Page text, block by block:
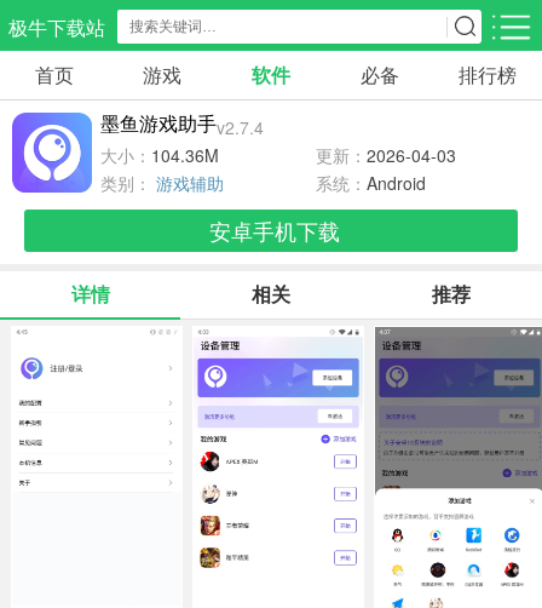
极牛下载站
应用分类 游戏分类
生活服务
297款应用
教育学习
178款应用
气象交通
84款应用
游戏辅助
476款应用
摄影美化
214款应用
183款应用
电子图书
438款应用
移动办公
184款应用
媒体影音
601款应用
健康医疗
ai工具
334款应用
首页 游戏 软件 必备 排行榜
墨鱼游戏助手v2.7.4
大小： 104.36M 更新： 2026-04-03
类别： 游戏辅助 系统： Android
安卓手机下载
详情 相关 推荐